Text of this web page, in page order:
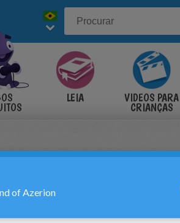
LEIA VÍDEOS PARA
CRIANÇAS